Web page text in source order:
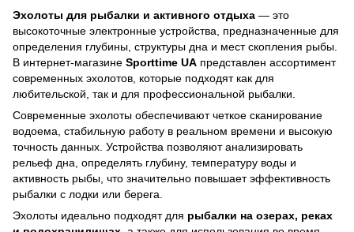
Эхолоты для рыбалки и активного отдыха — это
высокоточные электронные устройства, предназначенные для
определения глубины, структуры дна и мест скопления рыбы.
В интернет-магазине Sporttime UA представлен ассортимент
современных эхолотов, которые подходят как для
любительской, так и для профессиональной рыбалки.
Современные эхолоты обеспечивают четкое сканирование
водоема, стабильную работу в реальном времени и высокую
точность данных. Устройства позволяют анализировать
рельеф дна, определять глубину, температуру воды и
активность рыбы, что значительно повышает эффективность
рыбалки с лодки или берега.
Эхолоты идеально подходят для рыбалки на озерах, реках